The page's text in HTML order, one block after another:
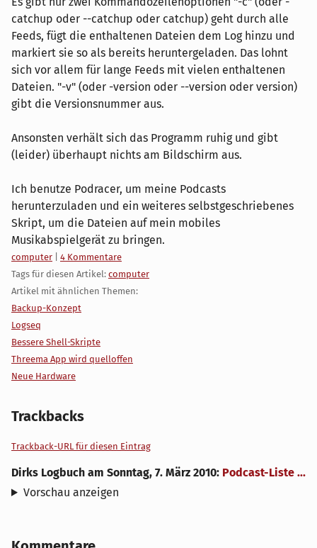
catchup oder --catchup oder catchup) geht durch alle
Feeds, fügt die enthaltenen Dateien dem Log hinzu und
markiert sie so als bereits heruntergeladen. Das lohnt
sich vor allem für lange Feeds mit vielen enthaltenen
Dateien. "-v" (oder -version oder --version oder version)
gibt die Versionsnummer aus.
Ansonsten verhält sich das Programm ruhig und gibt
(leider) überhaupt nichts am Bildschirm aus.
Ich benutze Podracer, um meine Podcasts
herunterzuladen und ein weiteres selbstgeschriebenes
Skript, um die Dateien auf mein mobiles
Musikabspielgerät zu bringen.
Kategorien:
computer
4 Kommentare
Tags für diesen Artikel: computer
Artikel mit ähnlichen Themen:
Backup-Konzept
Logseq
Bessere Shell-Skripte
Threema App wird quelloffen
Neue Hardware
Trackbacks
Trackback-URL für diesen Eintrag
Dirks Logbuch am Sonntag, 7. März 2010: Podcast-Liste ...
Vorschau anzeigen